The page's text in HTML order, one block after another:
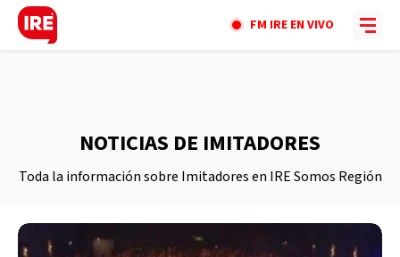
FM IRE EN VIVO
NOTICIAS DE IMITADORES
Toda la información sobre Imitadores en IRE Somos Región